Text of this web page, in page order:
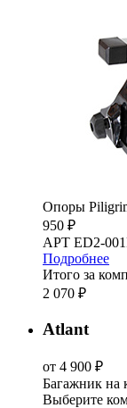
Опоры
950 ₽
АРТ ED2-
Подробнее
Итого за
2 070 ₽
Atlant
от 4 900 ₽
Багажник на
Выберите